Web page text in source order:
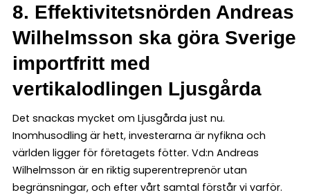
8. Effektivitetsnörden Andreas
Wilhelmsson ska göra Sverige
importfritt med
vertikalodlingen Ljusgårda
Det snackas mycket om Ljusgårda just nu.
Inomhusodling är hett, investerarna är nyfikna och
världen ligger för företagets fötter. Vd:n Andreas
Wilhelmsson är en riktig superentreprenör utan
begränsningar, och efter vårt samtal förstår vi varför.